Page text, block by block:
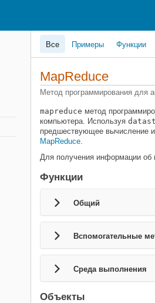
Все Примеры Функции
MapReduce
Метод программирования для
mapreduce метод
компьютера. Используя
предшествующее вычисление
MapReduce.
Для получения информации об
Функции
Общий
Вспомогательные
Среда выполнения
Объекты